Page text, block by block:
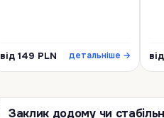
від 149 PLN детальніше →
Заклик додому чи